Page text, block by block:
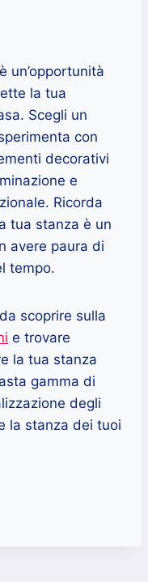
un’opportunità
la tua
Scegli un
con
decorativi
e
Ricorda
tua stanza è un
avere paura di
tempo.
scoprire sulla
e trovare
la tua stanza
gamma di
degli
la stanza dei tuoi